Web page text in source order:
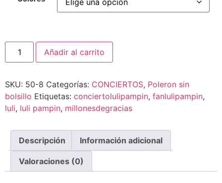
Añadir al carrito
SKU: 50-8 Categorías: CONCIERTOS, Poleron sin
bolsillo Etiquetas: conciertolulipampin, fanlulipampin,
luli, luli pampin, millonesdegracias
Descripción Información adicional
Valoraciones (0)